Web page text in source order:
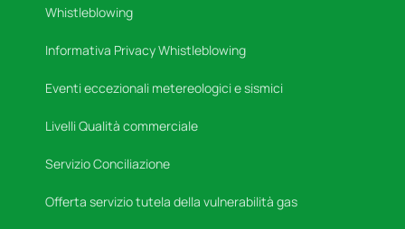
Whistleblowing
Informativa Privacy Whistleblowing
Eventi eccezionali metereologici e sismici
Livelli Qualità commerciale
Servizio Conciliazione
Offerta servizio tutela della vulnerabilità gas